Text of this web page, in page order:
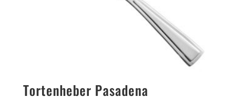
Tortenheber Pasadena